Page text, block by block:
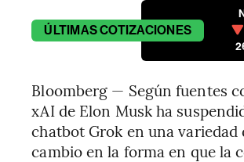
ÚLTIMASCOTIZACIONES
Bloomberg — Según fuentes
xAI de Elon Musk ha
chatbot Grok en una variedad
cambio en la forma en que la